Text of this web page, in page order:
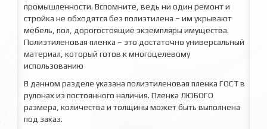
промышленности. Вспомните, ведь ни один ремонт и
стройка не обходятся без полиэтилена – им укрывают
мебель, пол, дорогостоящие экземпляры имущества.
Полиэтиленовая пленка – это достаточно универсальный
материал, который готов к многоцелевому
использованию
В данном разделе указана полиэтиленовая пленка ГОСТ в
рулонах из постоянного наличия. Пленка ЛЮБОГО
размера, количества и толщины может быть выполнена
под заказ.